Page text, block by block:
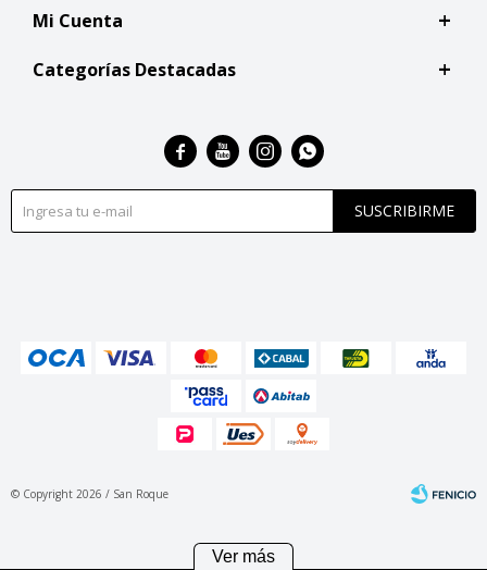
Mi Cuenta
Categorías Destacadas
SUSCRIBIRME
   
© Copyright 2026 / San Roque
Ver más